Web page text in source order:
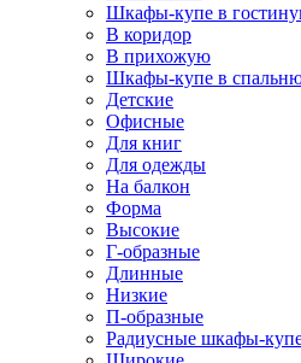
Шкафы-купе в
В коридор
В прихожую
Шкафы-купе в
Детские
Офисные
Для книг
Для одежды
На балкон
Форма
Высокие
Г-образные
Длинные
Низкие
П-образные
Радиусные шкафы-